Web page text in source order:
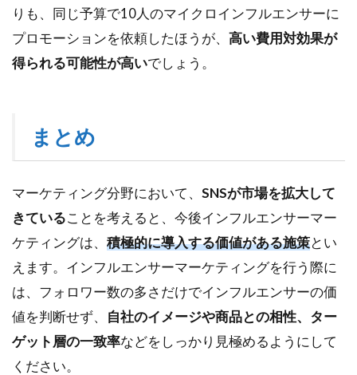
りも、同じ予算で10人のマイクロインフルエンサーに
プロモーションを依頼したほうが、 高い費用対効果が
得られる可能性が高いでしょう。
まとめ
マーケティング分野において、 SNSが市場を拡大して
きていることを考えると、今後インフルエンサーマー
ケティングは、 積極的に導入する価値がある施策とい
えます。インフルエンサーマーケティングを行う際に
は、フォロワー数の多さだけでインフルエンサーの価
値を判断せず、 自社のイメージや商品との相性、ター
ゲット層の一致率などをしっかり見極めるようにして
ください。